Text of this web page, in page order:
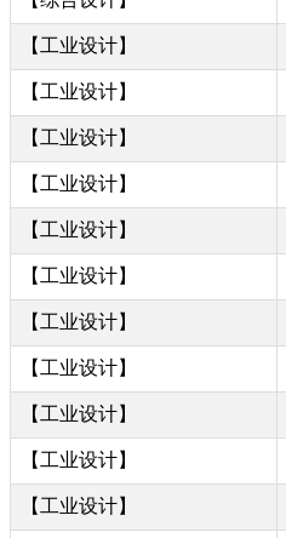
【工业设计】
【工业设计】
【工业设计】
【工业设计】
【工业设计】
【工业设计】
【工业设计】
【工业设计】
【工业设计】
【工业设计】
【工业设计】